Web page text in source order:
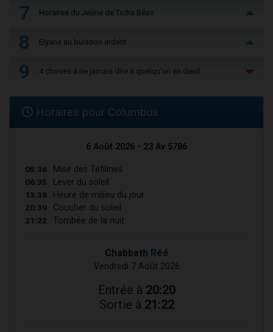
7 Horaires du Jeûne de Ticha Béav
8 Elyana au buisson ardent
9 4 choses à ne jamais dire à quelqu'un en deuil
Horaires pour Columbus
6 Août 2026 - 23 Av 5786
05:36 Mise des Téfilines
06:35 Lever du soleil
13:38 Heure de milieu du jour
20:39 Coucher du soleil
21:22 Tombée de la nuit
Chabbath Réé
Vendredi 7 Août 2026
Entrée à 20:20
Sortie à 21:22